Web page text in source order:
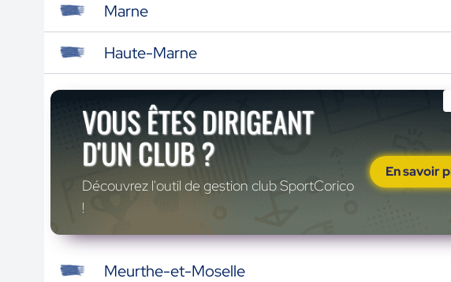
Marne
Haute-Marne
VOUS ÊTES DIRIGEANT
D'UN CLUB ?
Découvrez l'outil de gestion club SportCorico
!
En savoir
Meurthe-et-Moselle